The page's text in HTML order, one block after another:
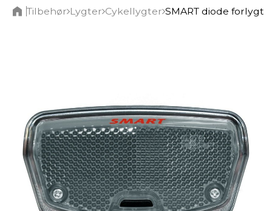
Tilbehør Lygter Cykellygter SMART diode